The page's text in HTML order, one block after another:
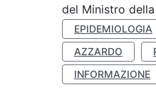
del Ministro
EPIDEMIOLOGIA
AZZARDO
INFORMAZIONE